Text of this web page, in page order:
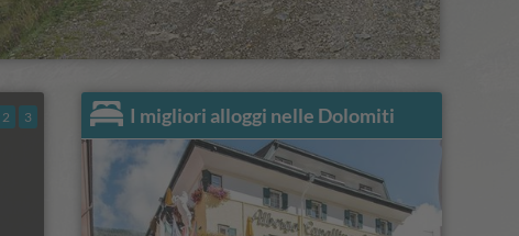
2 3 I migliori alloggi nelle Dolomiti